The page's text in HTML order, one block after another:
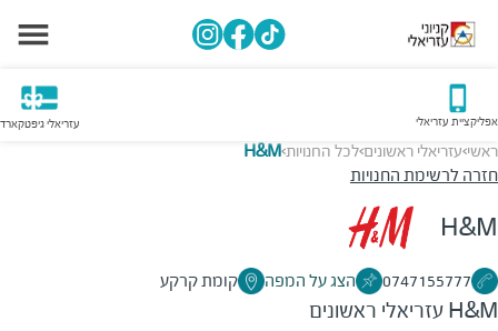
אפליקציית עזריאלי עזריאלי גיפטקארד
ראשי>עזריאלי ראשונים>לכל החנויות>
H&M
חזרה לרשימת החנויות
H&M
0747155777 הצג על המפה קומת קרקע
H&M עזריאלי ראשונים